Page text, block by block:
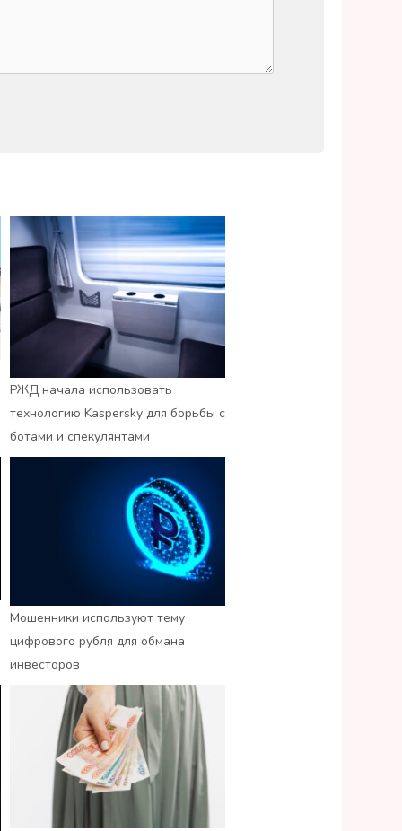
РЖД начала использовать
технологию Kaspersky для борьбы с
ботами и спекулянтами
Мошенники используют тему
цифрового рубля для обмана
инвесторов